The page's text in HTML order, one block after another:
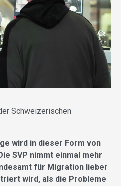
Schweizerischen
wird in dieser Form von
SVP nimmt einmal mehr
für Migration lieber
wird, als die Probleme